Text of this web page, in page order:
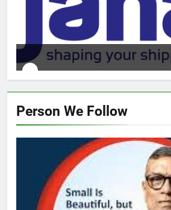
Person We Follow